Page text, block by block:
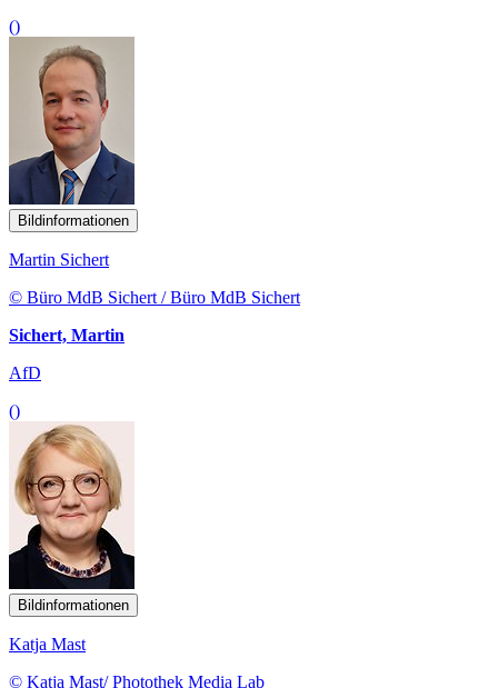
()
Bildinformationen
Martin Sichert
© Büro MdB Sichert / Büro MdB Sichert
Sichert, Martin
AfD
()
Bildinformationen
Katja Mast
© Katja Mast/ Photothek Media Lab